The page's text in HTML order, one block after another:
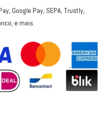
Google Pay, SEPA, Trustly,
e mais.